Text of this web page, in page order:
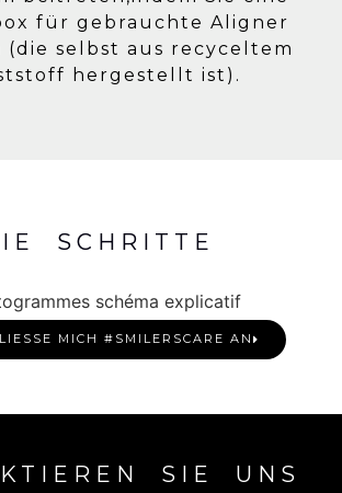
für gebrauchte Aligner
selbst aus recyceltem
hergestellt ist) .
SCHRITTE
MICH #SMILERSCARE AN
SIE UNS